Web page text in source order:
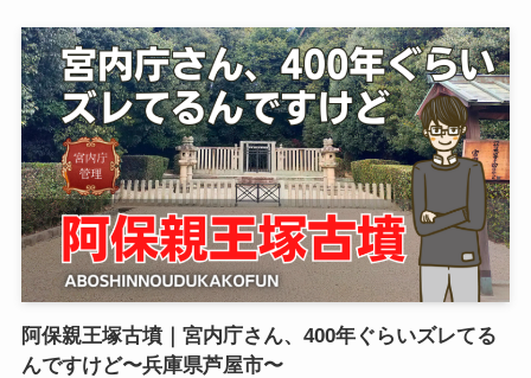
阿保親王塚古墳｜宮内庁さん、400年ぐらいズレてる
んですけど〜兵庫県芦屋市〜